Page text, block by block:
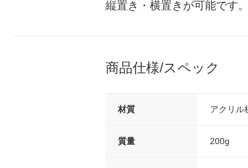
縦置き・横置きが可能です
商品仕様/スペック
材質 アクリル
質量 200g